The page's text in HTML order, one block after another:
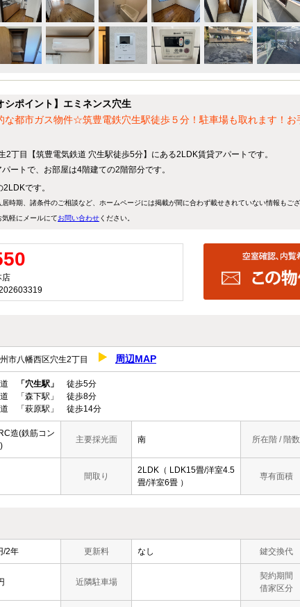
シポイント】エミネンス穴生
な都市ガス物件☆筑豊電鉄穴生駅徒歩５分！駐車場も取れます！お
2丁目【筑豊電気鉄道 穴生駅徒歩5分】にある2LDK賃貸アパートです。
ートで、お部屋は4階建ての2階部分です。
です。
時期、諸条件のご相談など、ホームページには掲載が間に合わず載せきれていない情報もござ
軽にメールにてお問い合わせください。
店
市八幡西区穴生2丁目 周辺MAP
道 「穴生駅」
徒歩5分
道 「森下駅」 徒歩8分
道 「萩原駅」 徒歩14分
造(鉄筋コン
主要採光面 南 所在階 / 階数
間取り
2LDK（ LDK15畳/洋室4.5
畳/洋室6畳 ）
専有面積
/2年 更新料 なし 鍵交換代
近隣駐車場
契約期間
借家区分